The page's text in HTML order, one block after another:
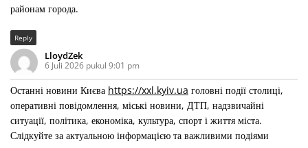
районам города.
Reply
LloydZek
6 Juli 2026 pukul 9:01 pm
Останні новини Києва https://xxl.kyiv.ua головні події столиці,
оперативні повідомлення, міські новини, ДТП, надзвичайні
ситуації, політика, економіка, культура, спорт і життя міста.
Слідкуйте за актуальною інформацією та важливими подіями